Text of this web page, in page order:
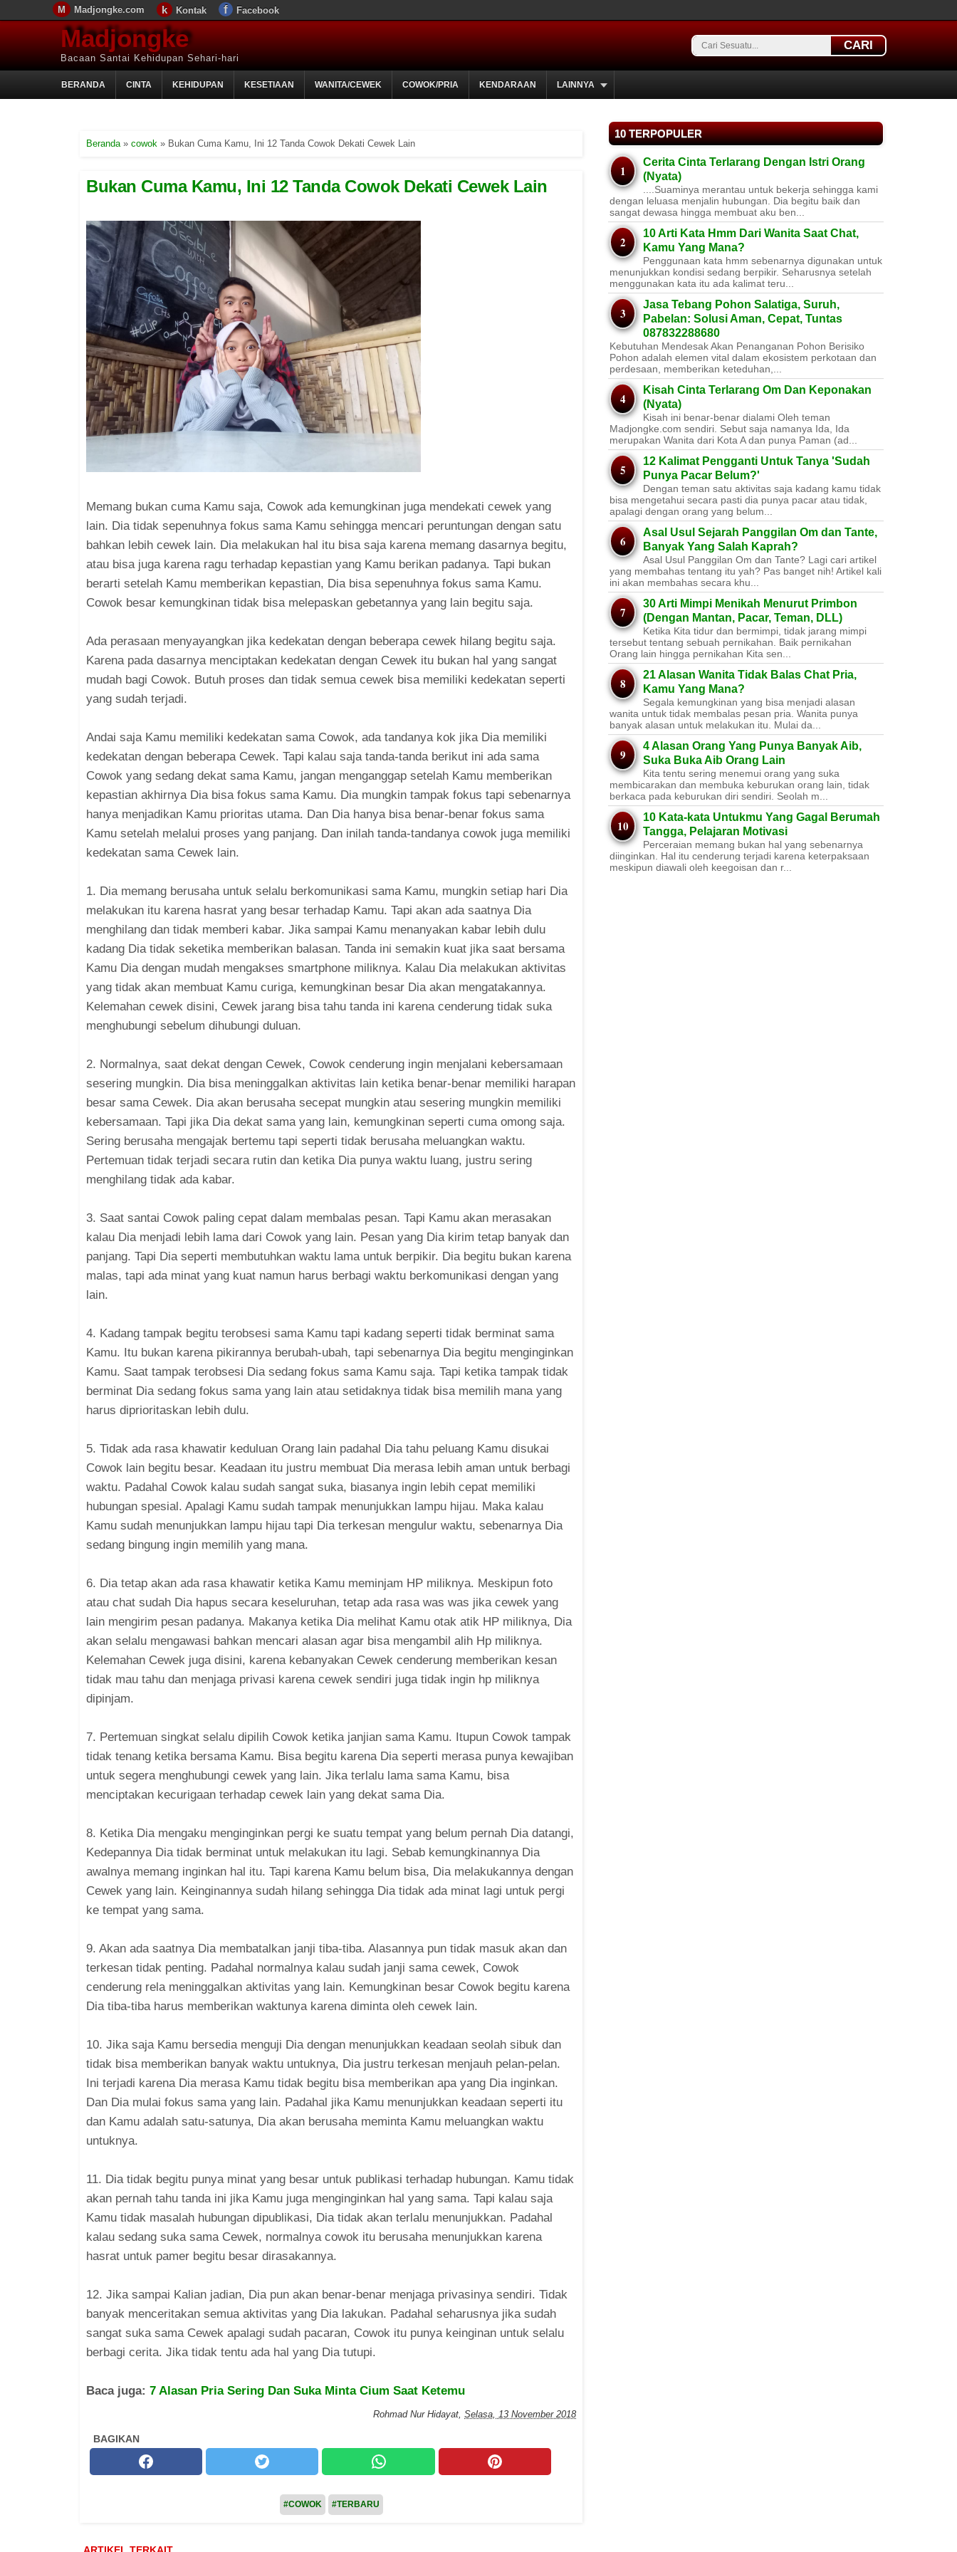
Madjongke.com Kontak Facebook
Madjongke
Bacaan Santai Kehidupan Sehari-hari
CARI
BERANDA CINTA KEHIDUPAN KESETIAAN WANITA/CEWEK COWOK/PRIA KENDARAAN LAINNYA
Beranda» cowok » Bukan Cuma Kamu, Ini 12 Tanda Cowok Dekati Cewek Lain
Bukan Cuma Kamu, Ini 12 Tanda Cowok Dekati Cewek Lain
Memang bukan cuma Kamu saja, Cowok ada kemungkinan juga mendekati cewek yang
lain. Dia tidak sepenuhnya fokus sama Kamu sehingga mencari peruntungan dengan satu
bahkan lebih cewek lain. Dia melakukan hal itu bisa saja karena memang dasarnya begitu,
atau bisa juga karena ragu terhadap kepastian yang Kamu berikan padanya. Tapi bukan
berarti setelah Kamu memberikan kepastian, Dia bisa sepenuhnya fokus sama Kamu.
Cowok besar kemungkinan tidak bisa melepaskan gebetannya yang lain begitu saja.
Ada perasaan menyayangkan jika kedekatan dengan beberapa cewek hilang begitu saja.
Karena pada dasarnya menciptakan kedekatan dengan Cewek itu bukan hal yang sangat
mudah bagi Cowok. Butuh proses dan tidak semua cewek bisa memiliki kedekatan seperti
yang sudah terjadi.
Andai saja Kamu memiliki kedekatan sama Cowok, ada tandanya kok jika Dia memiliki
kedekatan dengan beberapa Cewek. Tapi kalau saja tanda-tanda berikut ini ada sama
Cowok yang sedang dekat sama Kamu, jangan menganggap setelah Kamu memberikan
kepastian akhirnya Dia bisa fokus sama Kamu. Dia mungkin tampak fokus tapi sebenarnya
hanya menjadikan Kamu prioritas utama. Dan Dia hanya bisa benar-benar fokus sama
Kamu setelah melalui proses yang panjang. Dan inilah tanda-tandanya cowok juga memiliki
kedekatan sama Cewek lain.
1. Dia memang berusaha untuk selalu berkomunikasi sama Kamu, mungkin setiap hari Dia
melakukan itu karena hasrat yang besar terhadap Kamu. Tapi akan ada saatnya Dia
menghilang dan tidak memberi kabar. Jika sampai Kamu menanyakan kabar lebih dulu
kadang Dia tidak seketika memberikan balasan. Tanda ini semakin kuat jika saat bersama
Kamu Dia dengan mudah mengakses smartphone miliknya. Kalau Dia melakukan aktivitas
yang tidak akan membuat Kamu curiga, kemungkinan besar Dia akan mengatakannya.
Kelemahan cewek disini, Cewek jarang bisa tahu tanda ini karena cenderung tidak suka
menghubungi sebelum dihubungi duluan.
2. Normalnya, saat dekat dengan Cewek, Cowok cenderung ingin menjalani kebersamaan
sesering mungkin. Dia bisa meninggalkan aktivitas lain ketika benar-benar memiliki harapan
besar sama Cewek. Dia akan berusaha secepat mungkin atau sesering mungkin memiliki
kebersamaan. Tapi jika Dia dekat sama yang lain, kemungkinan seperti cuma omong saja.
Sering berusaha mengajak bertemu tapi seperti tidak berusaha meluangkan waktu.
Pertemuan tidak terjadi secara rutin dan ketika Dia punya waktu luang, justru sering
menghilang tidak ada kabar.
3. Saat santai Cowok paling cepat dalam membalas pesan. Tapi Kamu akan merasakan
kalau Dia menjadi lebih lama dari Cowok yang lain. Pesan yang Dia kirim tetap banyak dan
panjang. Tapi Dia seperti membutuhkan waktu lama untuk berpikir. Dia begitu bukan karena
malas, tapi ada minat yang kuat namun harus berbagi waktu berkomunikasi dengan yang
lain.
4. Kadang tampak begitu terobsesi sama Kamu tapi kadang seperti tidak berminat sama
Kamu. Itu bukan karena pikirannya berubah-ubah, tapi sebenarnya Dia begitu menginginkan
Kamu. Saat tampak terobsesi Dia sedang fokus sama Kamu saja. Tapi ketika tampak tidak
berminat Dia sedang fokus sama yang lain atau setidaknya tidak bisa memilih mana yang
harus diprioritaskan lebih dulu.
5. Tidak ada rasa khawatir keduluan Orang lain padahal Dia tahu peluang Kamu disukai
Cowok lain begitu besar. Keadaan itu justru membuat Dia merasa lebih aman untuk berbagi
waktu. Padahal Cowok kalau sudah sangat suka, biasanya ingin lebih cepat memiliki
hubungan spesial. Apalagi Kamu sudah tampak menunjukkan lampu hijau. Maka kalau
Kamu sudah menunjukkan lampu hijau tapi Dia terkesan mengulur waktu, sebenarnya Dia
sedang bingung ingin memilih yang mana.
6. Dia tetap akan ada rasa khawatir ketika Kamu meminjam HP miliknya. Meskipun foto
atau chat sudah Dia hapus secara keseluruhan, tetap ada rasa was was jika cewek yang
lain mengirim pesan padanya. Makanya ketika Dia melihat Kamu otak atik HP miliknya, Dia
akan selalu mengawasi bahkan mencari alasan agar bisa mengambil alih Hp miliknya.
Kelemahan Cewek juga disini, karena kebanyakan Cewek cenderung memberikan kesan
tidak mau tahu dan menjaga privasi karena cewek sendiri juga tidak ingin hp miliknya
dipinjam.
7. Pertemuan singkat selalu dipilih Cowok ketika janjian sama Kamu. Itupun Cowok tampak
tidak tenang ketika bersama Kamu. Bisa begitu karena Dia seperti merasa punya kewajiban
untuk segera menghubungi cewek yang lain. Jika terlalu lama sama Kamu, bisa
menciptakan kecurigaan terhadap cewek lain yang dekat sama Dia.
8. Ketika Dia mengaku menginginkan pergi ke suatu tempat yang belum pernah Dia datangi,
Kedepannya Dia tidak berminat untuk melakukan itu lagi. Sebab kemungkinannya Dia
awalnya memang inginkan hal itu. Tapi karena Kamu belum bisa, Dia melakukannya dengan
Cewek yang lain. Keinginannya sudah hilang sehingga Dia tidak ada minat lagi untuk pergi
ke tempat yang sama.
9. Akan ada saatnya Dia membatalkan janji tiba-tiba. Alasannya pun tidak masuk akan dan
terkesan tidak penting. Padahal normalnya kalau sudah janji sama cewek, Cowok
cenderung rela meninggalkan aktivitas yang lain. Kemungkinan besar Cowok begitu karena
Dia tiba-tiba harus memberikan waktunya karena diminta oleh cewek lain.
10. Jika saja Kamu bersedia menguji Dia dengan menunjukkan keadaan seolah sibuk dan
tidak bisa memberikan banyak waktu untuknya, Dia justru terkesan menjauh pelan-pelan.
Ini terjadi karena Dia merasa Kamu tidak begitu bisa memberikan apa yang Dia inginkan.
Dan Dia mulai fokus sama yang lain. Padahal jika Kamu menunjukkan keadaan seperti itu
dan Kamu adalah satu-satunya, Dia akan berusaha meminta Kamu meluangkan waktu
untuknya.
11. Dia tidak begitu punya minat yang besar untuk publikasi terhadap hubungan. Kamu tidak
akan pernah tahu tanda ini jika Kamu juga menginginkan hal yang sama. Tapi kalau saja
Kamu tidak masalah hubungan dipublikasi, Dia tidak akan terlalu menunjukkan. Padahal
kalau sedang suka sama Cewek, normalnya cowok itu berusaha menunjukkan karena
hasrat untuk pamer begitu besar dirasakannya.
12. Jika sampai Kalian jadian, Dia pun akan benar-benar menjaga privasinya sendiri. Tidak
banyak menceritakan semua aktivitas yang Dia lakukan. Padahal seharusnya jika sudah
sangat suka sama Cewek apalagi sudah pacaran, Cowok itu punya keinginan untuk selalu
berbagi cerita. Jika tidak tentu ada hal yang Dia tutupi.
Baca juga: 7 Alasan Pria Sering Dan Suka Minta Cium Saat Ketemu
Rohmad Nur Hidayat Selasa, 13 November 2018
BAGIKAN
#COWOK #TERBARU
ARTIKEL TERKAIT
10 TERPOPULER
Cerita Cinta Terlarang Dengan Istri Orang
(Nyata)
....Suaminya merantau untuk bekerja sehingga kami
dengan leluasa menjalin hubungan. Dia begitu baik dan
sangat dewasa hingga membuat aku ben...
10 Arti Kata Hmm Dari Wanita Saat Chat,
Kamu Yang Mana?
Penggunaan kata hmm sebenarnya digunakan untuk
menunjukkan kondisi sedang berpikir. Seharusnya setelah
menggunakan kata itu ada kalimat teru...
Jasa Tebang Pohon Salatiga, Suruh,
Pabelan: Solusi Aman, Cepat, Tuntas
087832288680
Kebutuhan Mendesak Akan Penanganan Pohon Berisiko ​
Pohon adalah elemen vital dalam ekosistem perkotaan dan
perdesaan, memberikan keteduhan,...
Kisah Cinta Terlarang Om Dan Keponakan
(Nyata)
Kisah ini benar-benar dialami Oleh teman
Madjongke.com sendiri. Sebut saja namanya Ida, Ida
merupakan Wanita dari Kota A dan punya Paman (ad...
12 Kalimat Pengganti Untuk Tanya 'Sudah
Punya Pacar Belum?'
Dengan teman satu aktivitas saja kadang kamu tidak
bisa mengetahui secara pasti dia punya pacar atau tidak,
apalagi dengan orang yang belum...
Asal Usul Sejarah Panggilan Om dan Tante,
Banyak Yang Salah Kaprah?
Asal Usul Panggilan Om dan Tante? Lagi cari artikel
yang membahas tentang itu yah? Pas banget nih! Artikel kali
ini akan membahas secara khu...
30 Arti Mimpi Menikah Menurut Primbon
(Dengan Mantan, Pacar, Teman, DLL)
Ketika Kita tidur dan bermimpi, tidak jarang mimpi
tersebut tentang sebuah pernikahan. Baik pernikahan
Orang lain hingga pernikahan Kita sen...
21 Alasan Wanita Tidak Balas Chat Pria,
Kamu Yang Mana?
Segala kemungkinan yang bisa menjadi alasan
wanita untuk tidak membalas pesan pria. Wanita punya
banyak alasan untuk melakukan itu. Mulai da...
4 Alasan Orang Yang Punya Banyak Aib,
Suka Buka Aib Orang Lain
Kita tentu sering menemui orang yang suka
membicarakan dan membuka keburukan orang lain, tidak
berkaca pada keburukan diri sendiri. Seolah m...
10 Kata-kata Untukmu Yang Gagal Berumah
Tangga, Pelajaran Motivasi
Perceraian memang bukan hal yang sebenarnya
diinginkan. Hal itu cenderung terjadi karena keterpaksaan
meskipun diawali oleh keegoisan dan r...